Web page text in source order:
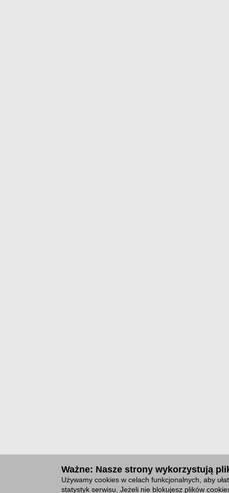
Ważne: Nasze strony wykorzystują
Używamy cookies w celach funkcjonalnych, aby
statystyk serwisu. Jeżeli nie blokujesz plików